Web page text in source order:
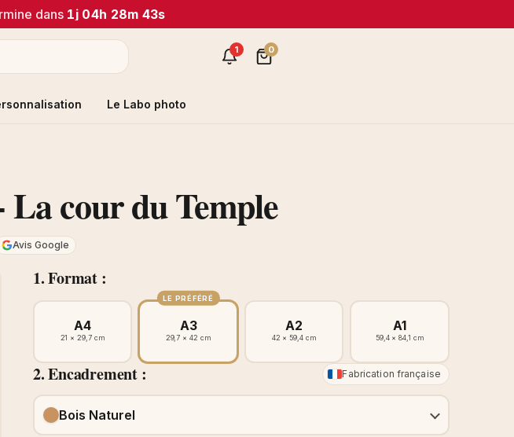
dans 1j 04h 28m 43s
1 0
Le Labo photo
cour du Temple
Avis Google
1. Format :
A4
21 × 29,7 cm
LE PRÉFÉRÉ
A3
29,7 × 42 cm
A2
42 × 59,4 cm
A1
59,4 × 84,1 cm
2. Encadrement : Fabrication française
Bois Naturel